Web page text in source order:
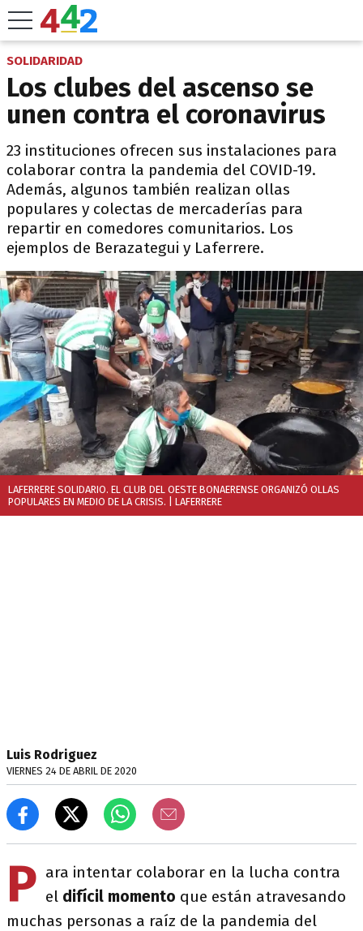
SOLIDARIDAD
Los clubes del ascenso se
unen contra el coronavirus
23 instituciones ofrecen sus instalaciones para
colaborar contra la pandemia del COVID-19.
Además, algunos también realizan ollas
populares y colectas de mercaderías para
repartir en comedores comunitarios. Los
ejemplos de Berazategui y Laferrere.
LAFERRERE SOLIDARIO. EL CLUB DEL OESTE BONAERENSE ORGANIZÓ OLLAS
POPULARES EN MEDIO DE LA CRISIS. | LAFERRERE
Luis Rodriguez
VIERNES 24 DE ABRIL DE 2020
P ara intentar colaborar en la lucha contra
el difícil momento que están atravesando
muchas personas a raíz de la pandemia del